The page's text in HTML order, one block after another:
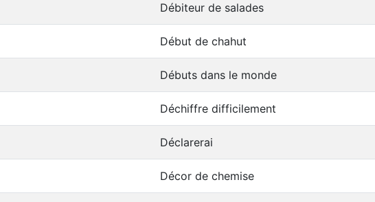
Débiteur de salades
Début de chahut
Débuts dans le monde
Déchiffre difficilement
Déclarerai
Décor de chemise